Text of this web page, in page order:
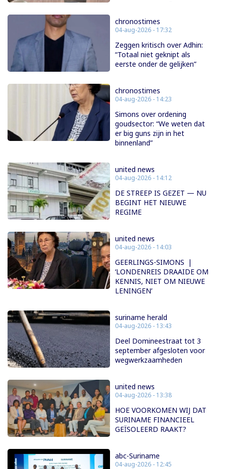
chronostimes
04-aug-2026 - 17:32
Zeggen kritisch over Adhin:
“Totaal niet geknipt als
eerste onder de gelijken”
chronostimes
04-aug-2026 - 14:23
Simons over ordening
goudsector: “We weten dat
er big guns zijn in het
binnenland”
united news
04-aug-2026 - 14:12
DE STREEP IS GEZET — NU
BEGINT HET NIEUWE
REGIME
united news
04-aug-2026 - 14:03
GEERLINGS-SIMONS |
‘LONDENREIS DRAAIDE OM
KENNIS, NIET OM NIEUWE
LENINGEN’
suriname herald
04-aug-2026 - 13:43
Deel Domineestraat tot 3
september afgesloten voor
wegwerkzaamheden
united news
04-aug-2026 - 13:38
HOE VOORKOMEN WIJ DAT
SURINAME FINANCIEEL
GEÏSOLEERD RAAKT?
abc-Suriname
04-aug-2026 - 12:45